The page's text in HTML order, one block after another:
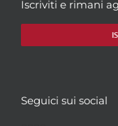
Iscriviti e rimani
Seguici sui social